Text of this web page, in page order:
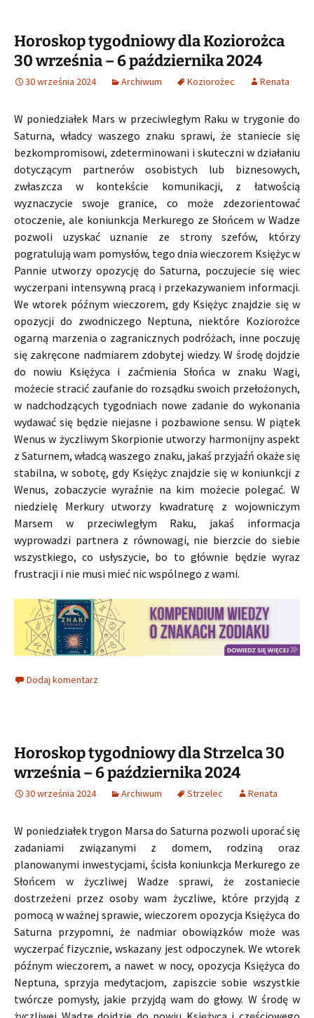
Horoskop tygodniowy dla Koziorożca
30 września – 6 października 2024
30 września 2024 Archiwum Koziorożec Renata
W poniedziałek Mars w przeciwległym Raku w trygonie do
Saturna, władcy waszego znaku sprawi, że staniecie się
bezkompromisowi, zdeterminowani i skuteczni w działaniu
dotyczącym partnerów osobistych lub biznesowych,
zwłaszcza w kontekście komunikacji, z łatwością
wyznaczycie swoje granice, co może zdezorientować
otoczenie, ale koniunkcja Merkurego ze Słońcem w Wadze
pozwoli uzyskać uznanie ze strony szefów, którzy
pogratulują wam pomysłów, tego dnia wieczorem Księżyc w
Pannie utworzy opozycję do Saturna, poczujecie się wiec
wyczerpani intensywną pracą i przekazywaniem informacji.
We wtorek późnym wieczorem, gdy Księżyc znajdzie się w
opozycji do zwodniczego Neptuna, niektóre Koziorożce
ogarną marzenia o zagranicznych podróżach, inne poczuję
się zakręcone nadmiarem zdobytej wiedzy. W środę dojdzie
do nowiu Księżyca i zaćmienia Słońca w znaku Wagi,
możecie stracić zaufanie do rozsądku swoich przełożonych,
w nadchodzących tygodniach nowe zadanie do wykonania
wydawać się będzie niejasne i pozbawione sensu. W piątek
Wenus w życzliwym Skorpionie utworzy harmonijny aspekt
z Saturnem, władcą waszego znaku, jakaś przyjaźń okaże się
stabilna, w sobotę, gdy Księżyc znajdzie się w koniunkcji z
Wenus, zobaczycie wyraźnie na kim możecie polegać. W
niedzielę Merkury utworzy kwadraturę z wojowniczym
Marsem w przeciwległym Raku, jakaś informacja
wyprowadzi partnera z równowagi, nie bierzcie do siebie
wszystkiego, co usłyszycie, bo to głównie będzie wyraz
frustracji i nie musi mieć nic wspólnego z wami.
Dodaj komentarz
Horoskop tygodniowy dla Strzelca 30
września – 6 października 2024
30 września 2024 Archiwum Strzelec Renata
W poniedziałek trygon Marsa do Saturna pozwoli uporać się
zadaniami związanymi z domem, rodziną oraz
planowanymi inwestycjami, ścisła koniunkcja Merkurego ze
Słońcem w życzliwej Wadze sprawi, że zostaniecie
dostrzeżeni przez osoby wam życzliwe, które przyjdą z
pomocą w ważnej sprawie, wieczorem opozycja Księżyca do
Saturna przypomni, że nadmiar obowiązków może was
wyczerpać fizycznie, wskazany jest odpoczynek. We wtorek
późnym wieczorem, a nawet w nocy, opozycja Księżyca do
Neptuna, sprzyja medytacjom, zapiszcie sobie wszystkie
twórcze pomysły, jakie przyjdą wam do głowy. W środę w